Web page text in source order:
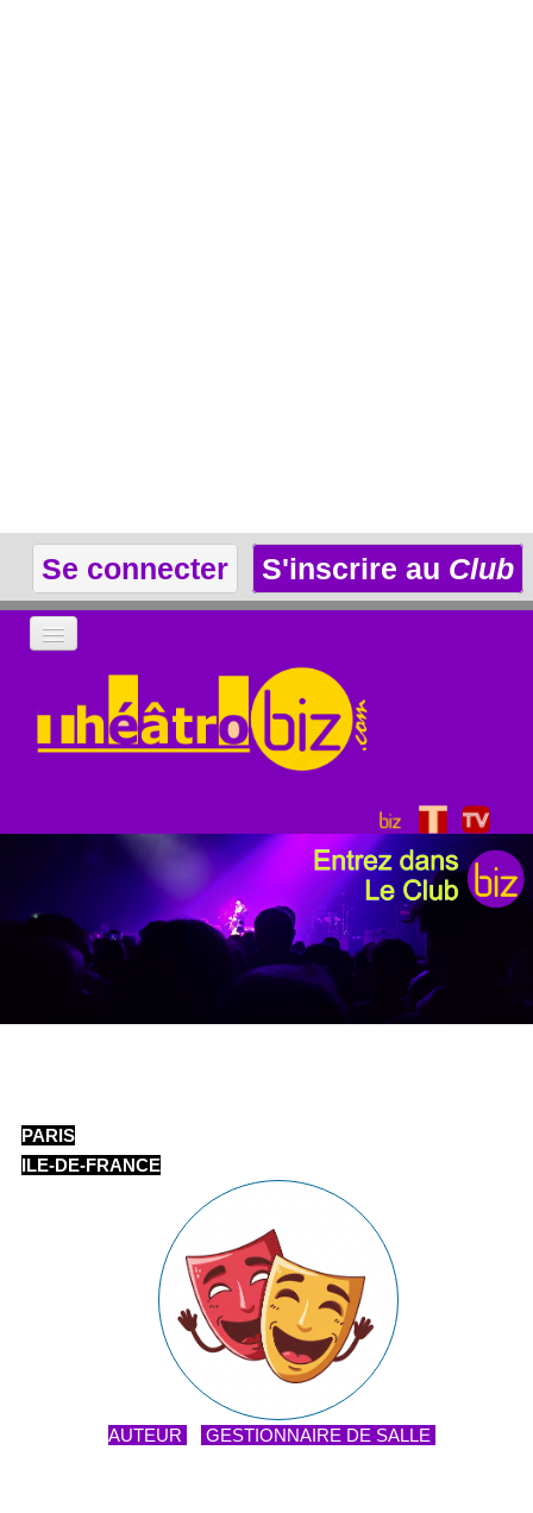
Se connecter S'inscrire au Club
LA THÉÂTROTHÈQUE
LE CLUB
PARIS
ILE-DE-FRANCE
AUTEUR GESTIONNAIRE DE SALLE